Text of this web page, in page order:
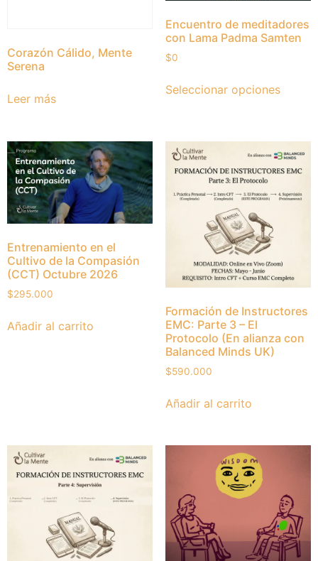
Corazón Cálido, Mente
Serena
Leer más
Encuentro de meditadores
con Lama Padma Samten
$0
Seleccionar opciones
Entrenamiento en el
Cultivo de la Compasión
(CCT) Octubre 2026
$295.000
Añadir al carrito
Formación de Instructores
EMC: Parte 3 – El
Protocolo (En alianza con
Balanced Minds UK)
$590.000
Añadir al carrito